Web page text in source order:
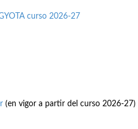
curso 2026-27
(en vigor a partir del curso 2026-27)